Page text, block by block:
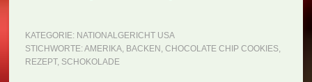
Chocolate
Chip
KATEGORIE: NATIONALGERICHT USA
STICHWORTE: AMERIKA, BACKEN , CHOCOLATE CHIP COOKIES,
REZEPT, SCHOKOLADE